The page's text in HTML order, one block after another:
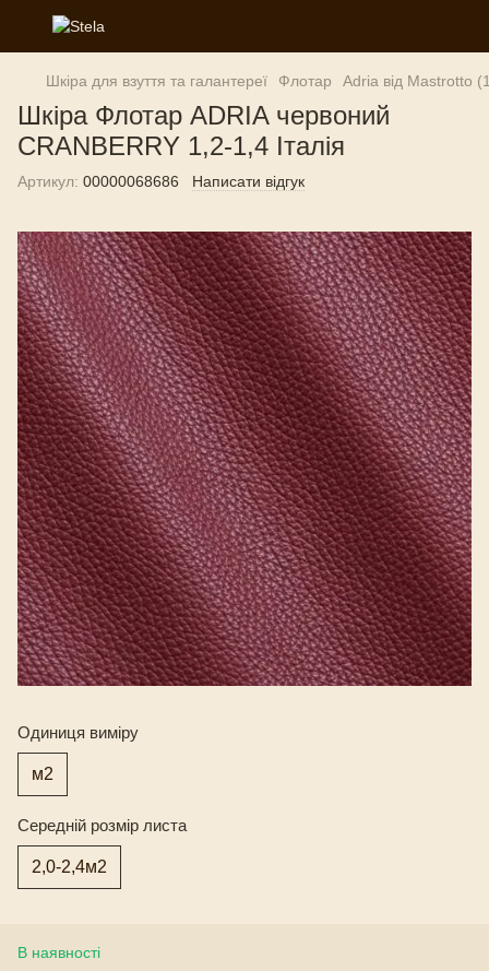
Шкіра для взуття та галантереї Флотар Adria від Mastrotto
Шкіра Флотар ADRIA червоний
CRANBERRY 1,2-1,4 Італія
Артикул: 00000068686 Написати відгук
Одиниця виміру
м2
Середній розмір листа
2,0-2,4м2
В наявності